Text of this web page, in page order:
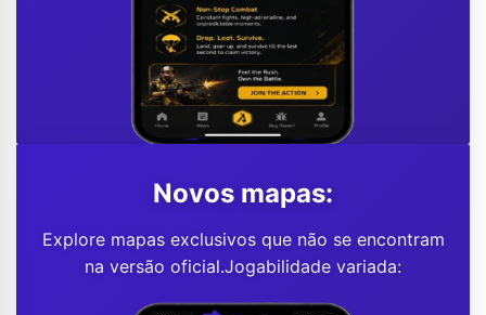
Novos mapas:
Explore mapas exclusivos que não se encontram
na versão oficial.Jogabilidade variada: